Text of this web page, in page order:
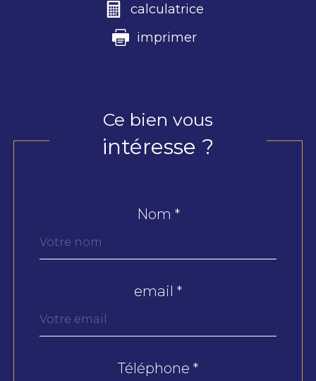
calculatrice
imprimer
Ce bien vous
intéresse ?
Nom *
email *
Téléphone *